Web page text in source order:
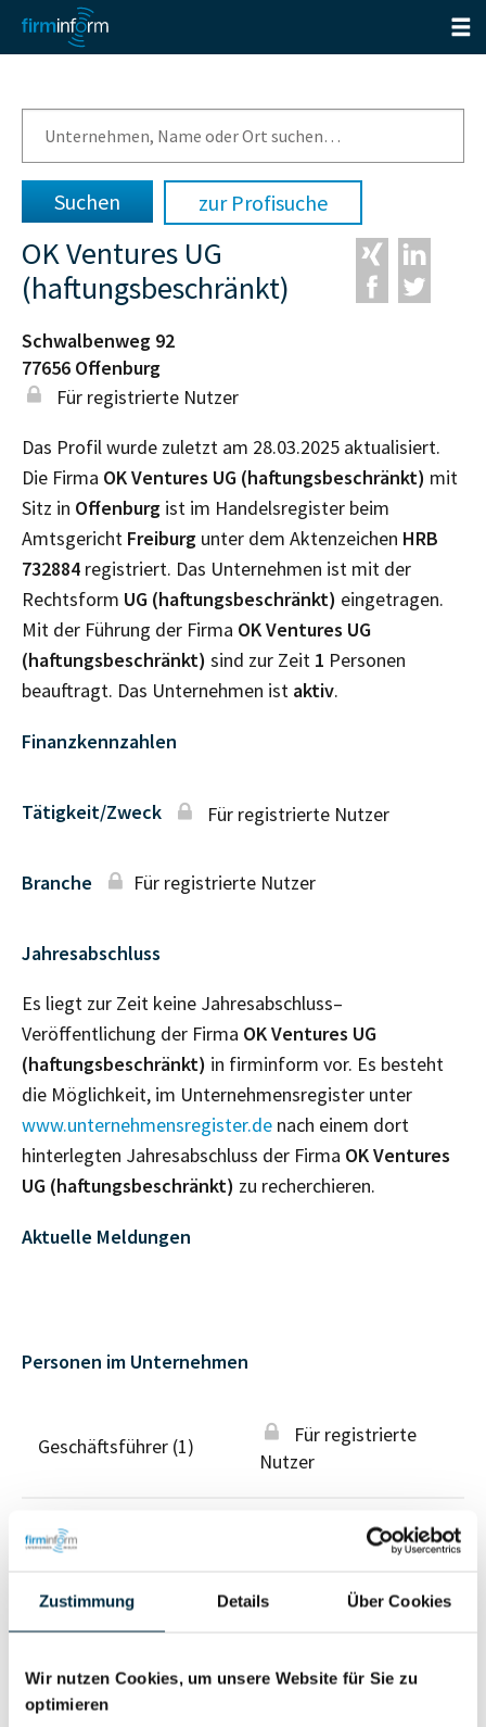
Zustimmung Details Über Cookies
Wir nutzen Cookies, um unsere Website für Sie zu
optimieren
zur Profisuche
OK Ventures UG
(haftungsbeschränkt)
Schwalbenweg 92
77656 Offenburg
Für registrierte Nutzer
Das Profil wurde zuletzt am 28.03.2025 aktualisiert.
Die Firma OK Ventures UG (haftungsbeschränkt) mit
Sitz in Offenburg ist im Handelsregister beim
Amtsgericht Freiburg unter dem Aktenzeichen HRB
732884 registriert. Das Unternehmen ist mit der
Rechtsform UG (haftungsbeschränkt) eingetragen.
Mit der Führung der Firma OK Ventures UG
(haftungsbeschränkt) sind zur Zeit 1 Personen
beauftragt. Das Unternehmen ist aktiv.
Finanzkennzahlen
Tätigkeit/Zweck Für registrierte Nutzer
Branche Für registrierte Nutzer
Jahresabschluss
Es liegt zur Zeit keine Jahresabschluss–
Veröffentlichung der Firma OK Ventures UG
(haftungsbeschränkt) in firminform vor. Es besteht
die Möglichkeit, im Unternehmensregister unter
www.unternehmensregister.de nach einem dort
hinterlegten Jahresabschluss der Firma OK Ventures
UG (haftungsbeschränkt) zu recherchieren.
Aktuelle Meldungen
Personen im Unternehmen
Geschäftsführer (1)
Für registrierte
Nutzer
Wirtschaftlich
Vollständiges
Unternehmensprofil
anfragen
Eigentums- und Kontrollstruktur